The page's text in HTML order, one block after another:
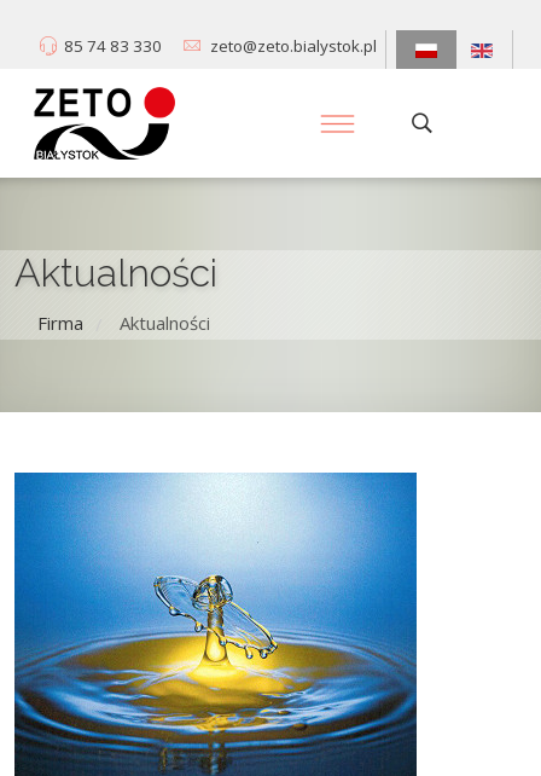
85 74 83 330 zeto@zeto.bialystok.pl
Aktualności
Firma Aktualności